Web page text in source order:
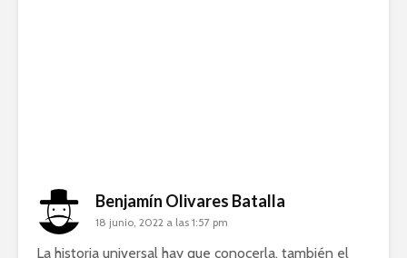
Benjamín Olivares Batalla
18 junio, 2022 a las 1:57 pm
La historia universal hay que conocerla, también el